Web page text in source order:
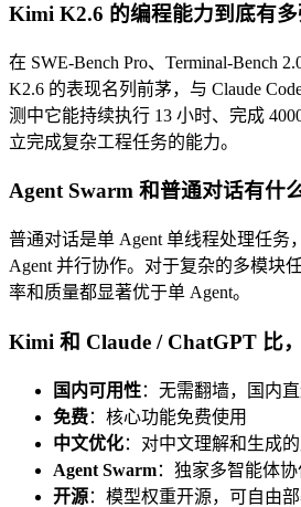
Kimi K2.6 的编程能力到底有多
在 SWE-Bench Pro、Terminal-Bench
K2.6 的表现名列前茅，与 Claude
测中它能持续执行 13 小时、完成
立完成复杂工程任务的能力。
Agent Swarm 和普通对话有什
普通对话是单 Agent 单线程处理任务
Agent 并行协作。对于复杂的多模块
率和质量都显著优于单 Agent。
Kimi 和 Claude / ChatGPT 比
国内可用性：无需翻墙，国内
免费：核心功能免费使用
中文优化：对中文理解和生成
Agent Swarm：独家多智能体
开源：模型权重开源，可自由